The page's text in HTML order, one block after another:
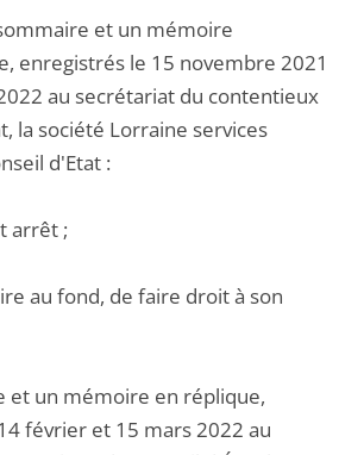
et un mémoire
enregistrés le 15 novembre 2021
au secrétariat du contentieux
la société Lorraine services
d'Etat :
arrêt ;
au fond, de faire droit à son
et un mémoire en réplique,
février et 15 mars 2022 au